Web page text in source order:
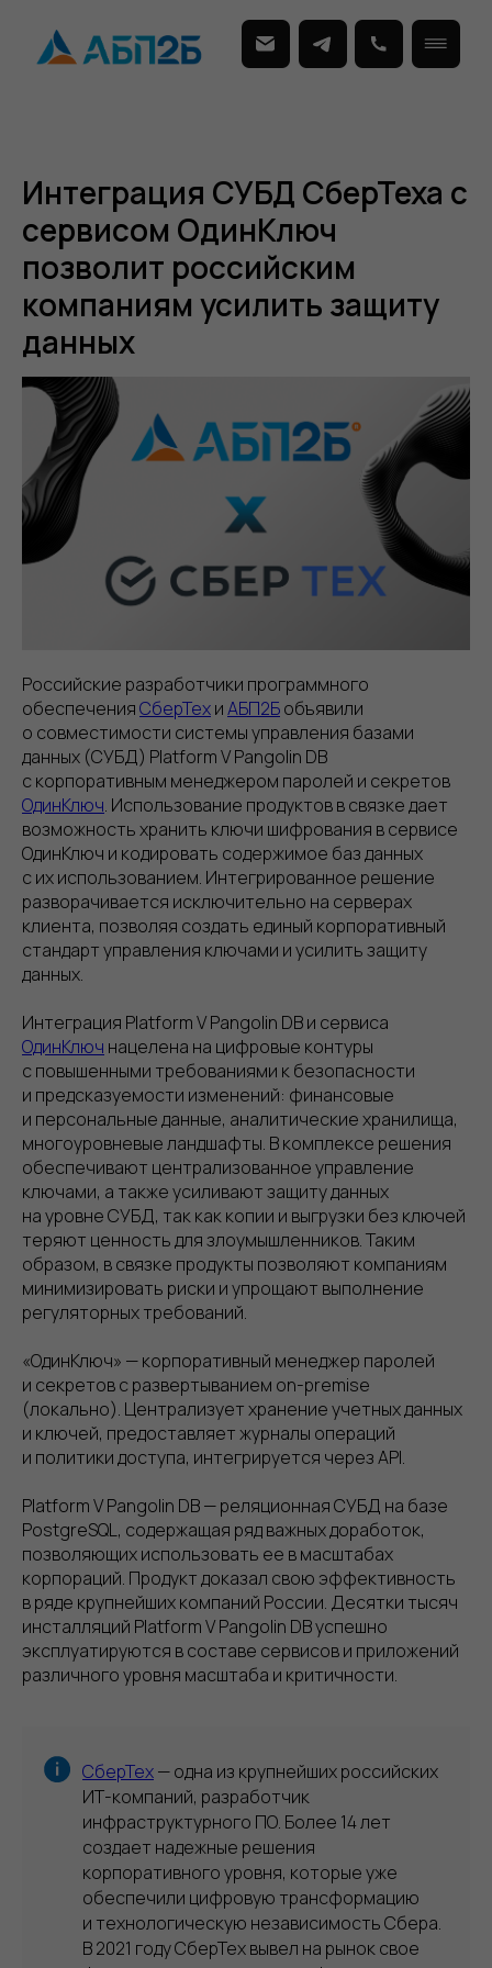
Интеграция СУБД СберТеха с
сервисом ОдинКлюч
позволит российским
компаниям усилить защиту
данных
Российские разработчики программного
обеспеченияСберТехиАБП2Бобъявили
о совместимости системы управления базами
данных (СУБД) Platform V Pangolin DB
с корпоративным менеджером паролей и секретов
ОдинКлюч. Использование продуктов в связке дает
возможность хранить ключи шифрования в сервисе
ОдинКлюч и кодировать содержимое баз данных
с их использованием. Интегрированное решение
разворачивается исключительно на серверах
клиента, позволяя создать единый корпоративный
стандарт управления ключами и усилить защиту
данных.
Интеграция Platform V Pangolin DB и сервиса
ОдинКлюч нацелена на цифровые контуры
с повышенными требованиями к безопасности
и предсказуемости изменений: финансовые
и персональные данные, аналитические хранилища,
многоуровневые ландшафты. В комплексе решения
обеспечивают централизованное управление
ключами, а также усиливают защиту данных
на уровне СУБД, так как копии и выгрузки без ключей
теряют ценность для злоумышленников. Таким
образом, в связке продукты позволяют компаниям
минимизировать риски и упрощают выполнение
регуляторных требований.
«ОдинКлюч» — корпоративный менеджер паролей
и секретов с развертыванием on-premise
(локально). Централизует хранение учетных данных
и ключей, предоставляет журналы операций
и политики доступа, интегрируется через API.
Platform V Pangolin DB — реляционная СУБД на базе
PostgreSQL, содержащая ряд важных доработок,
позволяющих использовать ее в масштабах
корпораций. Продукт доказал свою эффективность
в ряде крупнейших компаний России. Десятки тысяч
инсталляций Platform V Pangolin DB успешно
эксплуатируются в составе сервисов и приложений
различного уровня масштаба и критичности.
СберТех— одна из крупнейших российских
ИТ-компаний, разработчик
инфраструктурного ПО. Более 14 лет
создает надежные решения
корпоративного уровня, которые уже
обеспечили цифровую трансформацию
и технологическую независимость Сбера.
В 2021 году СберТех вывел на рынок свое